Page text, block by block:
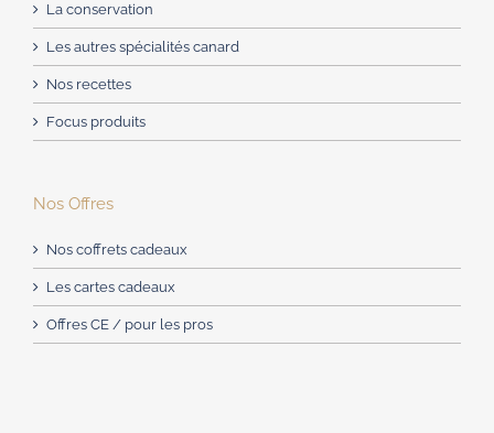
La conservation
Les autres spécialités canard
Nos recettes
Focus produits
Nos Offres
Nos coffrets cadeaux
Les cartes cadeaux
Offres CE / pour les pros